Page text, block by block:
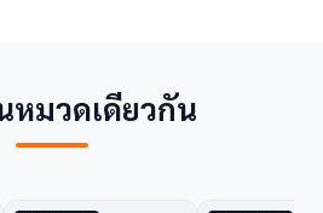
หมวดเดียวกัน